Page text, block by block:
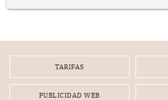
TARIFAS
PUBLICIDAD WEB